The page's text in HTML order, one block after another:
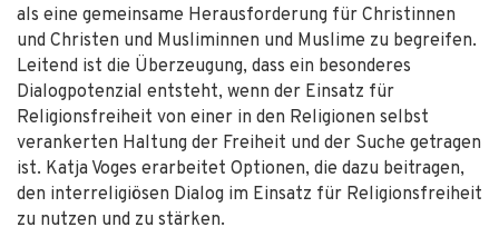
als eine gemeinsame Herausforderung für Christinnen
und Christen und Musliminnen und Muslime zu begreifen.
Leitend ist die Überzeugung, dass ein besonderes
Dialogpotenzial entsteht, wenn der Einsatz für
Religionsfreiheit von einer in den Religionen selbst
verankerten Haltung der Freiheit und der Suche getragen
ist. Katja Voges erarbeitet Optionen, die dazu beitragen,
den interreligiösen Dialog im Einsatz für Religionsfreiheit
zu nutzen und zu stärken.